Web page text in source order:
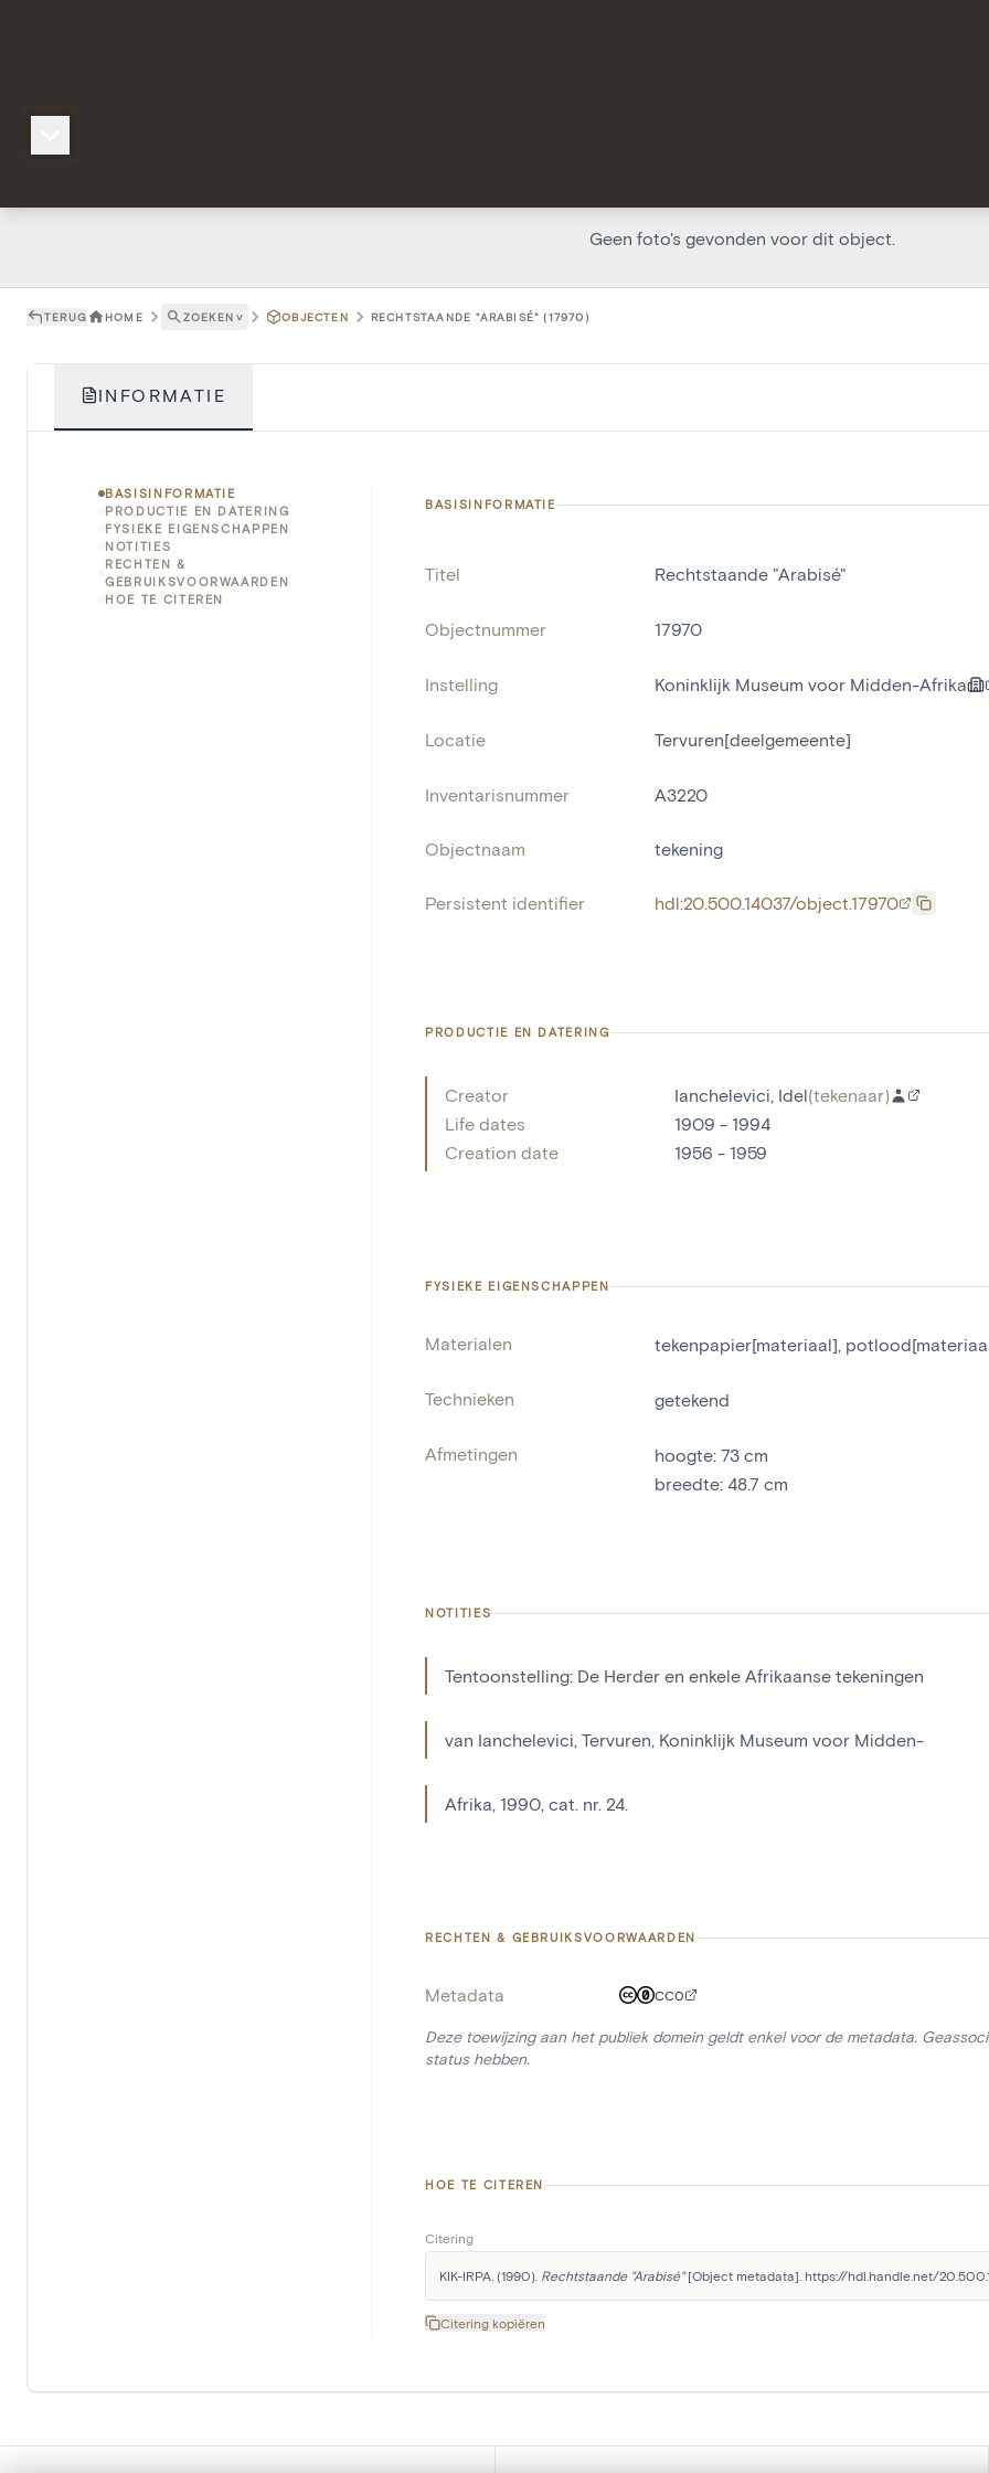
Geen foto's gevonden voor dit object.
TERUG HOME ZOEKEN ˅ OBJECTEN RECHTSTAANDE "ARABISÉ" (17970)
INFORMATIE
BASISINFORMATIE
PRODUCTIE EN DATERING
FYSIEKE EIGENSCHAPPEN
NOTITIES
RECHTEN &
GEBRUIKSVOORWAARDEN
HOE TE CITEREN
BASISINFORMATIE
Titel Rechtstaande "Arabisé"
Objectnummer 17970
Instelling Koninklijk Museum voor Midden-Afrika
Locatie Tervuren[deelgemeente]
Inventarisnummer A3220
Objectnaam tekening
Persistent identifier hdl:20.500.14037/object.17970
PRODUCTIE EN DATERING
Creator Ianchelevici, Idel(tekenaar)
Life dates
1909 - 1994
Creation date
1956 - 1959
FYSIEKE EIGENSCHAPPEN
Materialen tekenpapier[materiaal],
Technieken getekend
Afmetingen hoogte: 73 cm
breedte: 48.7 cm
NOTITIES
Tentoonstelling: De Herder en enkele Afrikaanse tekeningen
van Ianchelevici, Tervuren, Koninklijk Museum voor Midden-
Afrika, 1990, cat. nr. 24.
RECHTEN & GEBRUIKSVOORWAARDEN
Metadata CC0
Deze toewijzing aan het publiek domein geldt enkel voor de metadata.
status hebben.
HOE TE CITEREN
Citering
KIK-IRPA. (1990). Rechtstaande "Arabisé" [Object metadata]. https://hdl.handle.net/
Citering kopiëren